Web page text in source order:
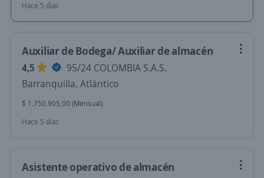
Hace 5 días
Auxiliar de Bodega/ Auxiliar de almacén
4,5
95/24 COLOMBIA S.A.S.
Barranquilla, Atlántico
$ 1.750.905,00 (Mensual)
Hace 5 días
Asistente operativo de almacén